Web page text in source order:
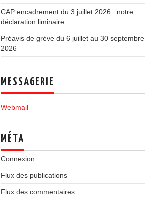
CAP encadrement du 3 juillet 2026 : notre
déclaration liminaire
Préavis de grève du 6 juillet au 30 septembre
2026
MESSAGERIE
Webmail
MÉTA
Connexion
Flux des publications
Flux des commentaires